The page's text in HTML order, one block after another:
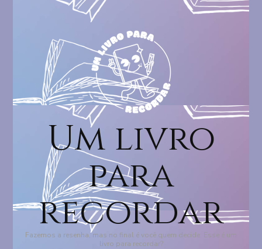
Um livro
para
recordar
Fazemos a resenha, mas no final é você quem decide: Esse é um
livro para recordar?